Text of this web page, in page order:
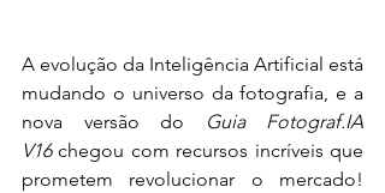
A evolução da Inteligência Artificial está
mudando o universo da fotografia, e a
nova versão do
Guia Fotograf.IA
V16 chegou com recursos incríveis que
prometem revolucionar o mercado!